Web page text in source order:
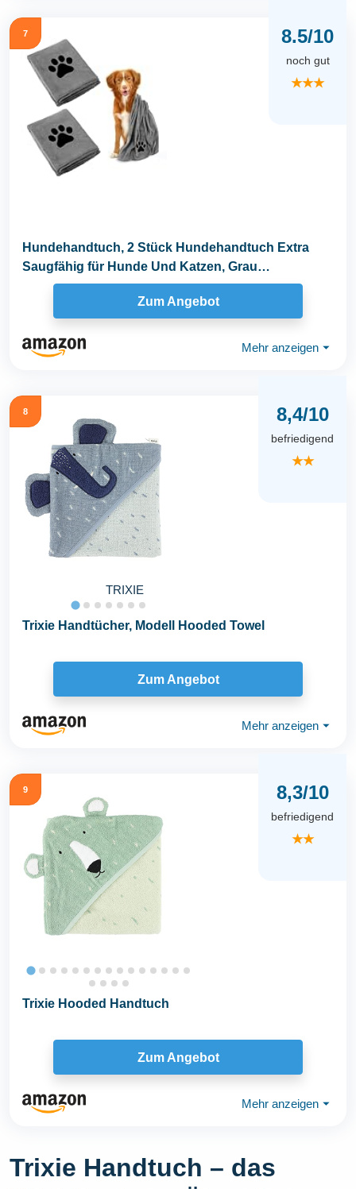
7 8.5/10
noch gut
★★★
Hundehandtuch, 2 Stück Hundehandtuch Extra
Saugfähig für Hunde Und Katzen, Grau
Schnelltrocknend...
Zum Angebot
Mehr anzeigen ⏷
8
TRIXIE
8,4/10
befriedigend
★★
Trixie Handtücher, Modell Hooded Towel
Zum Angebot
Mehr anzeigen ⏷
9 8,3/10
befriedigend
★★
Trixie Hooded Handtuch
Zum Angebot
Mehr anzeigen ⏷
Trixie Handtuch – das